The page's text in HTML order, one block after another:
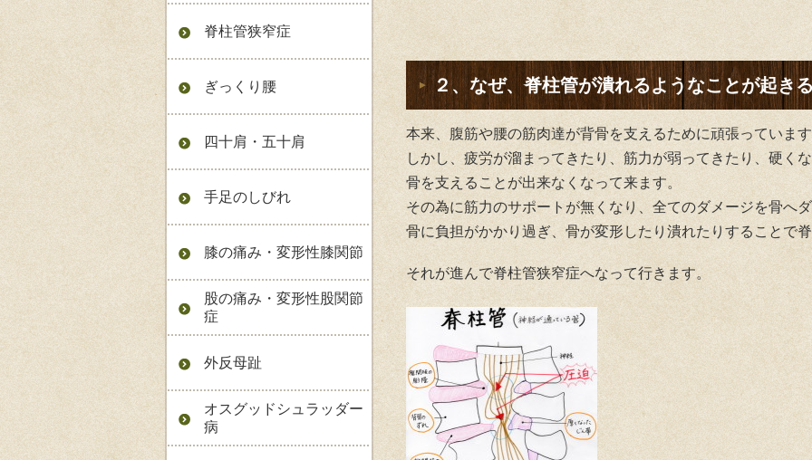
脊柱管狭窄症
ぎっくり腰
四十肩・五十肩
手足のしびれ
膝の痛み・変形性膝関節
股の痛み・変形性股関節
症
外反母趾
オスグッドシュラッダー
病
２、なぜ、脊柱管が潰れるようなことが起き
本来、腹筋や腰の筋肉達が背骨を支えるために頑張っていま
しかし、疲労が溜まってきたり、筋力が弱ってきたり、硬く
骨を支えることが出来なくなって来ます。
その為に筋力のサポートが無くなり、全てのダメージを骨へ
骨に負担がかかり過ぎ、骨が変形したり潰れたりすることで
それが進んで脊柱管狭窄症へなって行きます。